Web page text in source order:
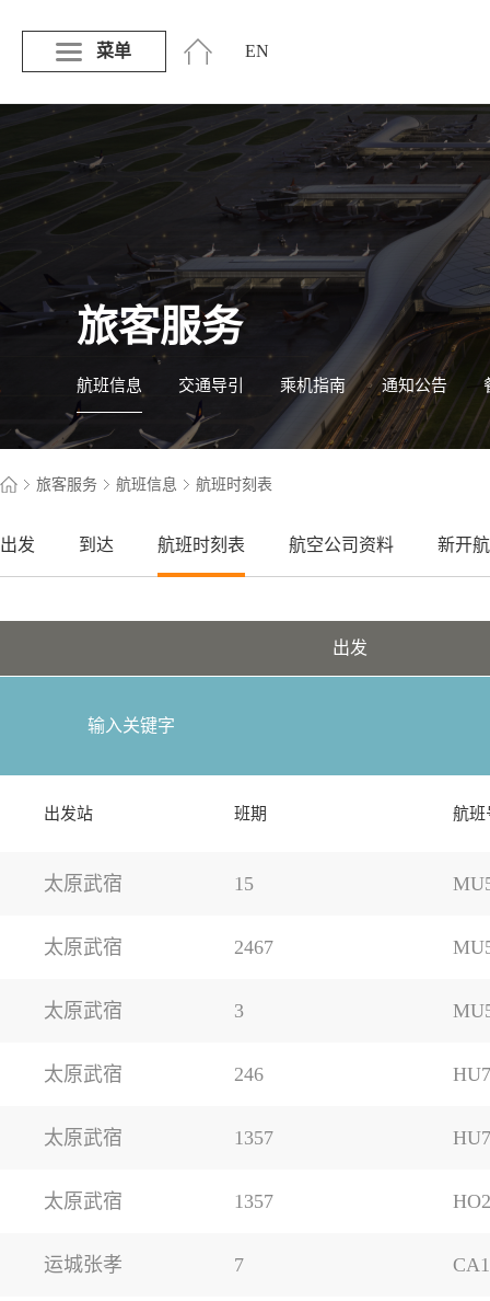
菜单 EN
旅客服务
航班信息 交通导引 乘机指南 通知公告
旅客服务 航班信息 航班时刻表
出发 到达 航班时刻表 航空公司资料 新开
出发
出发站 班期 航班
太原武宿 15
太原武宿 2467
太原武宿 3
太原武宿 246
太原武宿 1357
太原武宿 1357
运城张孝 7